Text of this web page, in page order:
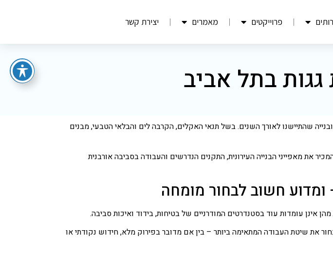
פרוייקטים מאמרים יצירת קשר
בתל אביב
שהתיישנו לאורך השנים. בשל תנאי האקלים, הקרבה לים והבלאי הטבעי, מבנים
את מאפייני הבנייה העירונית, התקנים הנדרשים והעבודה בסביבה אורבנית
ומדוע חשוב לבחור מומחה
אינן עומדות עוד בסטנדרטים המודרניים של בטיחות, בידוד ואיכות סביבה.
את שיטת העבודה המתאימה ביותר – בין אם מדובר בפירוק מלא, חידוש נקודתי או